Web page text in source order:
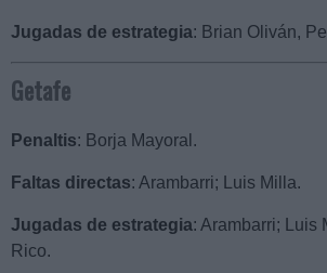
Jugadas de estrategia: Brian Oliván,
Getafe
Penaltis: Borja Mayoral.
Faltas directas: Arambarri; Luis Milla.
Jugadas de estrategia: Arambarri; Luis
Rico.